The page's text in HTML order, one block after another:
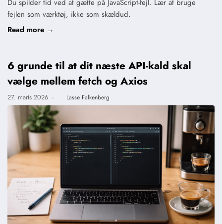
Du spilder tid ved at gætte på JavaScript-fejl. Lær at bruge
fejlen som værktøj, ikke som skældud.
Read more →
6 grunde til at dit næste API-kald skal
vælge mellem fetch og Axios
27. marts 2026 · Lasse Falkenberg